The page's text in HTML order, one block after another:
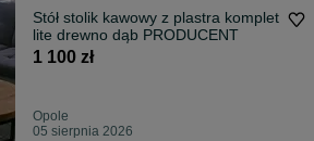
Stół stolik kawowy z plastra komplet
lite drewno dąb PRODUCENT
1 100 zł
Opole
05 sierpnia 2026